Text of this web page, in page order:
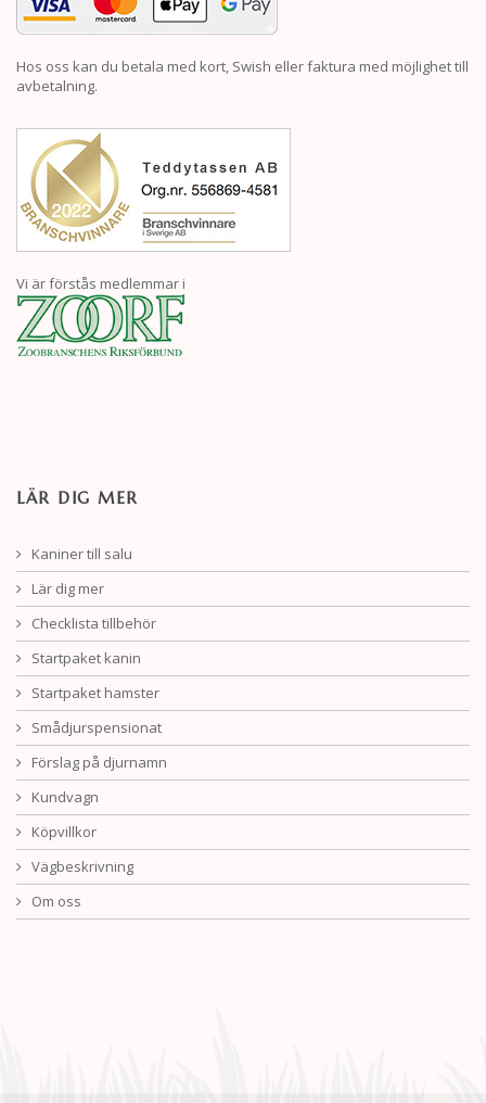
Hos oss kan du betala med kort, Swish eller faktura med möjlighet till
avbetalning.
Vi är förstås medlemmar i
LÄR DIG MER
Kaniner till salu
Lär dig mer
Checklista tillbehör
Startpaket kanin
Startpaket hamster
Smådjurspensionat
Förslag på djurnamn
Kundvagn
Köpvillkor
Vägbeskrivning
Om oss